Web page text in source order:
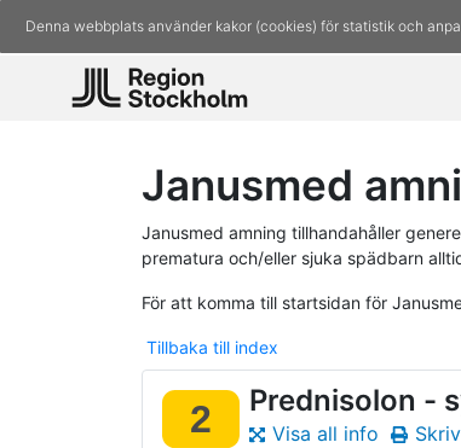
Denna webbplats använder kakor (cookies) för statistik och
Janusmed
Janusmed amning tillhandahåller
prematura och/eller sjuka spädbarn
För att komma till startsidan för
Tillbaka till index
2 Prednisolon -
Visa all info